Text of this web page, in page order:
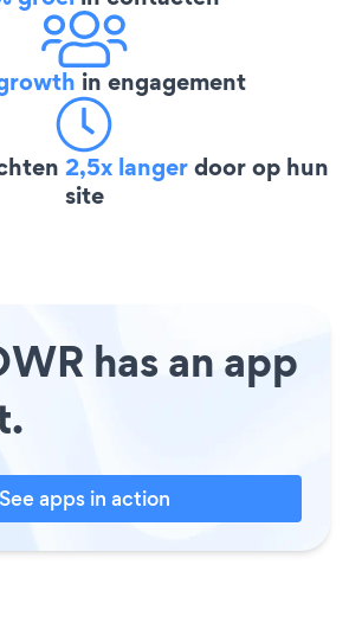
in engagement
2,5x langerdoor op hun
site
has an app
See apps in action